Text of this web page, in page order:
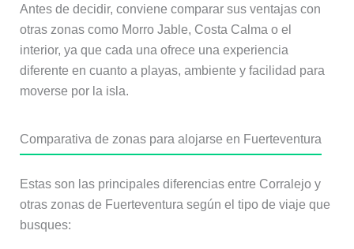
Antes de decidir, conviene comparar sus ventajas con
otras zonas como Morro Jable, Costa Calma o el
interior, ya que cada una ofrece una experiencia
diferente en cuanto a playas, ambiente y facilidad para
moverse por la isla.
Comparativa de zonas para alojarse en Fuerteventura
Estas son las principales diferencias entre Corralejo y
otras zonas de Fuerteventura según el tipo de viaje que
busques: